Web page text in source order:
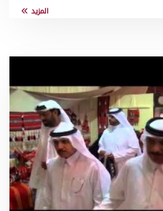
المزيد